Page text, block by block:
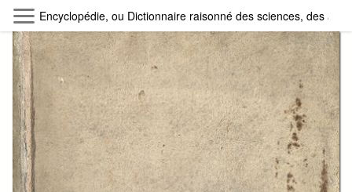
Skip to main content
Byterfly
Follow The Byterfly And Enjoy Open
Knowledge
Encyclopédie, ou Dictionnaire raisonné des sciences, des